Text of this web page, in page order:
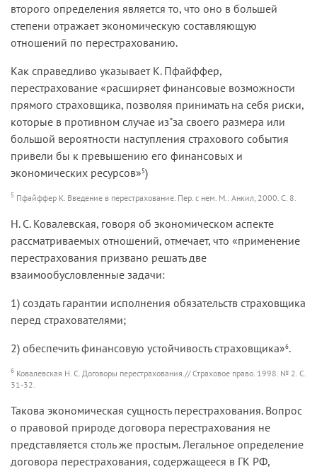
второго определения является то, что оно в большей
степени отражает экономическую составляющую
отношений по перестрахованию.
Как справедливо указывает К. Пфайффер,
перестрахование «расширяет финансовые возможности
прямого страховщика, позволяя принимать на себя риски,
которые в противном случае из"за своего размера или
большой вероятности наступления страхового события
привели бы к превышению его финансовых и
экономических ресурсов»5)
5 Пфайффер К. Введение в перестрахование. Пер. с нем. М.: Анкил, 2000. С. 8.
Н. С. Ковалевская, говоря об экономическом аспекте
рассматриваемых отношений, отмечает, что «применение
перестрахования призвано решать две
взаимообусловленные задачи:
1) создать гарантии исполнения обязательств страховщика
перед страхователями;
2) обеспечить финансовую устойчивость страховщика»6.
6 Ковалевская Н. С. Договоры перестрахования.// Страховое право. 1998. № 2. С.
31-32.
Такова экономическая сущность перестрахования. Вопрос
о правовой природе договора перестрахования не
представляется столь же простым. Легальное определение
договора перестрахования, содержащееся в ГК РФ,